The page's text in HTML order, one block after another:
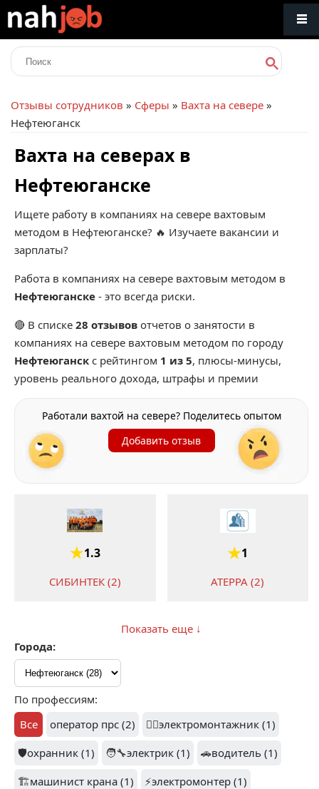
Отзывы сотрудников » Сферы » Вахта на севере »
Нефтеюганск
Вахта на северах в
Нефтеюганске
Ищете работу в компаниях на севере вахтовым
методом в Нефтеюганске? 🔥 Изучаете вакансии и
зарплаты?
Работа в компаниях на севере вахтовым методом в
Нефтеюганске - это всегда риски.
🔴 В списке 28 отзывов отчетов о занятости в
компаниях на севере вахтовым методом по городу
Нефтеюганск с рейтингом 1 из 5, плюсы-минусы,
уровень реального дохода, штрафы и премии
Работали вахтой на севере? Поделитесь опытом
Добавить отзыв
1.3
СИБИНТЕК (2)
1
АТЕРРА (2)
1
КОНТИНЕНТ (1)
Показать еще ↓
Города:
По профессиям:
Все
оператор прс (2) 👷‍♂️электромонтажник (1)
🛡️охранник (1) 🧑‍🔧электрик (1) 🚗водитель (1)
🏗️машинист крана (1) ⚡электромонтер (1)